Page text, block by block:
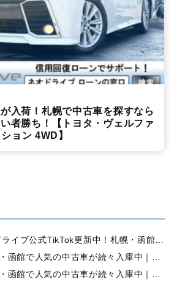
が入荷！札幌で中古車を探すなら
者勝ち！【トヨタ・ヴェルファ
ョン 4WD】
2026年最新版】ネオドライブ公式TikTok更新中！札幌・函館の中古車情報を動画で発信
【最新在庫入荷】札幌・函館で人気の中古車が続々入庫中｜早い者勝ち！【日産 ルークス660X 4WD】
【最新在庫入荷】札幌・函館で人気の中古車が続々入庫中｜早い者勝ち！【ダイハツ ムーヴコンテ660L 4WD】